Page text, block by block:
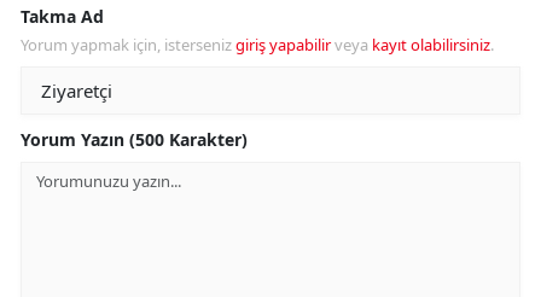
Takma Ad
Yorum yapmak için, istersenizgiriş yapabilirveya kayıt olabilirsiniz.
Yorum Yazın (500 Karakter)